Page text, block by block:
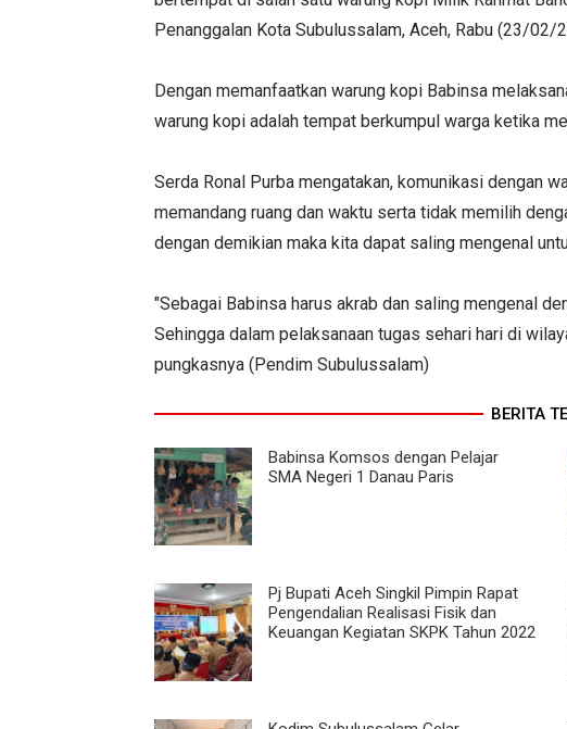
Penanggalan Kota Subulussalam, Aceh, Rabu (23/02/
Dengan memanfaatkan warung kopi Babinsa
warung kopi adalah tempat berkumpul warga ketika
Serda Ronal Purba mengatakan, komunikasi dengan
memandang ruang dan waktu serta tidak memilih
dengan demikian maka kita dapat saling mengenal
"Sebagai Babinsa harus akrab dan saling mengenal
Sehingga dalam pelaksanaan tugas sehari hari di
pungkasnya (Pendim Subulussalam)
BERITA
Babinsa Komsos dengan Pelajar
SMA Negeri 1 Danau Paris
Pj Bupati Aceh Singkil Pimpin Rapat
Pengendalian Realisasi Fisik dan
Keuangan Kegiatan SKPK Tahun 2022